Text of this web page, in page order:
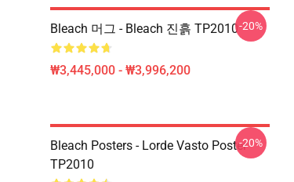
Bleach 머그 - Bleach 진흙 TP2010
₩3,445,000 - ₩3,996,200
-20%
Bleach Posters - Lorde Vasto Poster
TP2010
-20%